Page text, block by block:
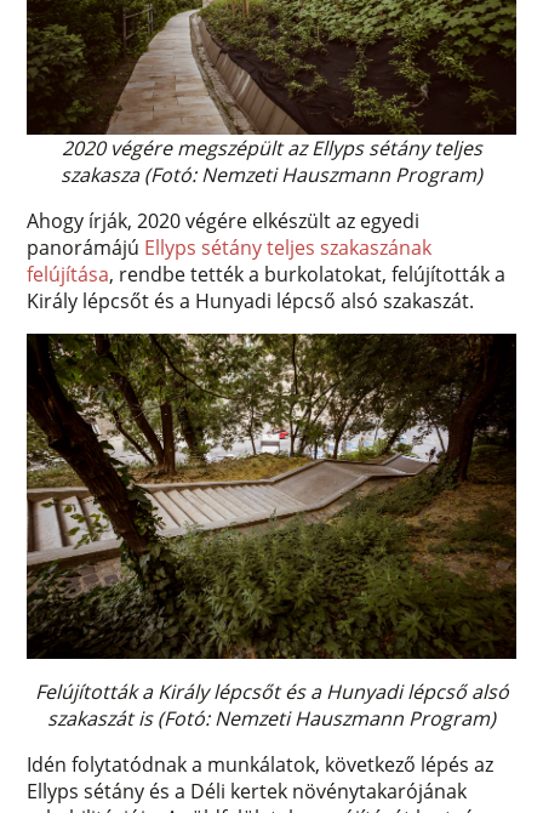
2020 végére megszépült az Ellyps sétány teljes
szakasza (Fotó: Nemzeti Hauszmann Program)
Ahogy írják, 2020 végére elkészült az egyedi
panorámájú Ellyps sétány teljes szakaszának
felújítása, rendbe tették a burkolatokat, felújították a
Király lépcsőt és a Hunyadi lépcső alsó szakaszát.
Felújították a Király lépcsőt és a Hunyadi lépcső alsó
szakaszát is (Fotó: Nemzeti Hauszmann Program)
Idén folytatódnak a munkálatok, következő lépés az
Ellyps sétány és a Déli kertek növénytakarójának